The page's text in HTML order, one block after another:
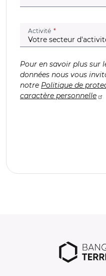
Activité (champ
Pour en savoir plus sur
données nous vous
notre Politique de
caractère personnelle